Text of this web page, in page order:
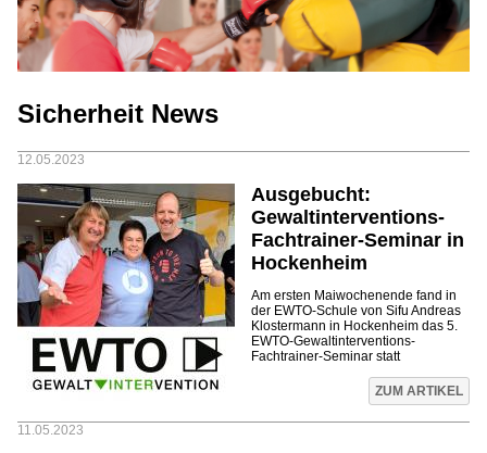
Sicherheit News
12.05.2023
Ausgebucht:
Gewaltinterventions-
Fachtrainer-Seminar in
Hockenheim
Am ersten Maiwochenende fand in
der EWTO-Schule von Sifu Andreas
Klostermann in Hockenheim das 5.
EWTO-Gewaltinterventions-
Fachtrainer-Seminar statt
ZUM ARTIKEL
11.05.2023